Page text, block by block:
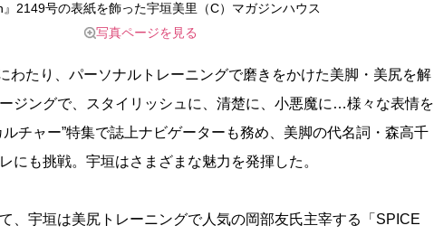
』2149号の表紙を飾った宇垣美里（C）マガジンハウス
写真ページを見る
たり、パーソナルトレーニングで磨きをかけた美脚・美尻を解
ジングで、スタイリッシュに、清楚に、小悪魔に…様々な表情を
チャー”特集で誌上ナビゲーターも務め、美脚の代名詞・森高千
にも挑戦。宇垣はさまざまな魅力を発揮した。
、宇垣は美尻トレーニングで人気の岡部友氏主宰する「SPICE